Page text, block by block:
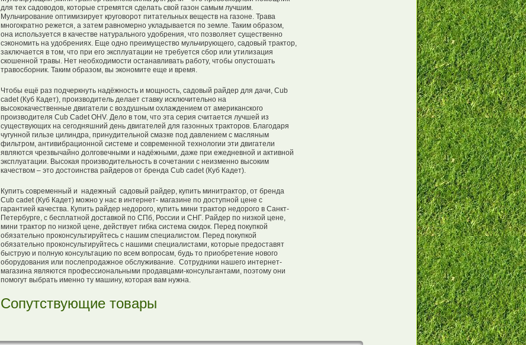
для тех садоводов, которые стремятся сделать свой газон самым лучшим.
Мульчирование оптимизирует круговорот питательных веществ на газоне. Трава
многократно режется, а затем равномерно укладывается по земле. Таким образом,
она используется в качестве натурального удобрения, что позволяет существенно
сэкономить на удобрениях. Еще одно преимущество мульчирующего, садовый трактор,
заключается в том, что при его эксплуатации не требуется сбор или утилизация
скошенной травы. Нет необходимости останавливать работу, чтобы опустошать
травосборник. Таким образом, вы экономите еще и время.
Чтобы ещё раз подчеркнуть надёжность и мощность, садовый райдер для дачи, Сub
cadet (Куб Кадет), производитель делает ставку исключительно на
высококачественные двигатели с воздушным охлаждением от американского
производителя Cub Cadet OHV. Дело в том, что эта серия считается лучшей из
существующих на сегодняшний день двигателей для газонных тракторов. Благодаря
чугунной гильзе цилиндра, принудительной смазке под давлением с масляным
фильтром, антивибрационной системе и современной технологии эти двигатели
являются чрезвычайно долговечными и надёжными, даже при ежедневной и активной
эксплуатации. Высокая производительность в сочетании с неизменно высоким
качеством – это достоинства райдеров от бренда Сub cadet (Куб Кадет).
Купить современный и надежный садовый райдер, купить минитрактор, от бренда
Сub cadet (Куб Кадет) можно у нас в интернет- магазине по доступной цене с
гарантией качества. Купить райдер недорого, купить мини трактор недорого в Санкт-
Петербурге, с бесплатной доставкой по СПб, России и СНГ. Райдер по низкой цене,
мини трактор по низкой цене, действует гибка система скидок. Перед покупкой
обязательно проконсультируйтесь с нашим специалистом. Перед покупкой
обязательно проконсультируйтесь с нашими специалистами, которые предоставят
быструю и полную консультацию по всем вопросам, будь то приобретение нового
оборудования или послепродажное обслуживание. Сотрудники нашего интернет-
магазина являются профессиональными продавцами-консультантами, поэтому они
помогут выбрать именно ту машину, которая вам нужна.
Сопутствующие товары